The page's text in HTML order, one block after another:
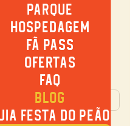
PARQUE
HOSPEDAGEM
FÃ PASS
OFERTAS
FAQ
BLOG
FESTA DO PEÃO
Country
o melhor resort
Dicas de Viagem
e Experiências2